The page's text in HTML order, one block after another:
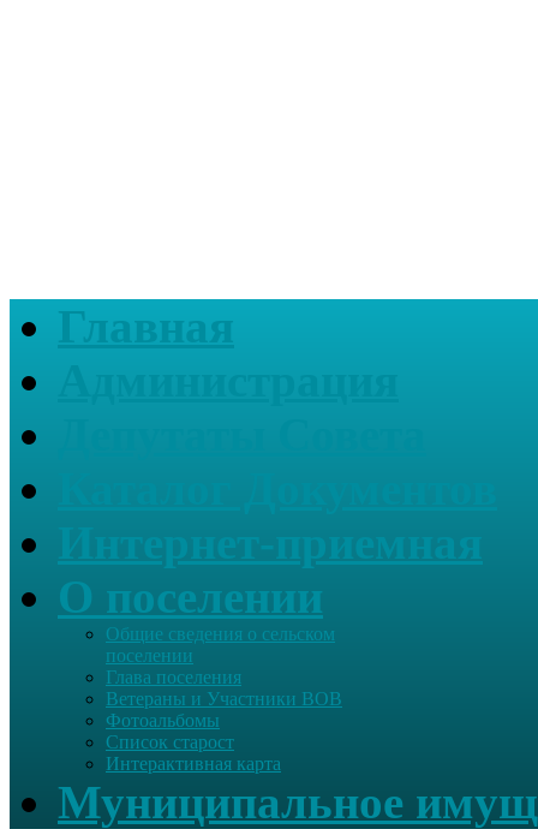
Главная
О поселении
Общие сведения о сельском
поселении
Глава поселения
Ветераны и Участники ВОВ
Фотоальбомы
Список старост
Интерактивная карта
Муниципальное